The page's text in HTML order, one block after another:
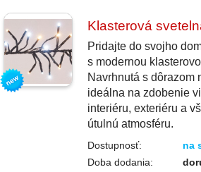
Klasterová
Pridajte do svojho
s modernou
Navrhnutá s dôrazom
ideálna na zdobenie
interiéru, exteriéru a
útulnú atmosféru.
Dostupnosť:
na
Doba dodania: